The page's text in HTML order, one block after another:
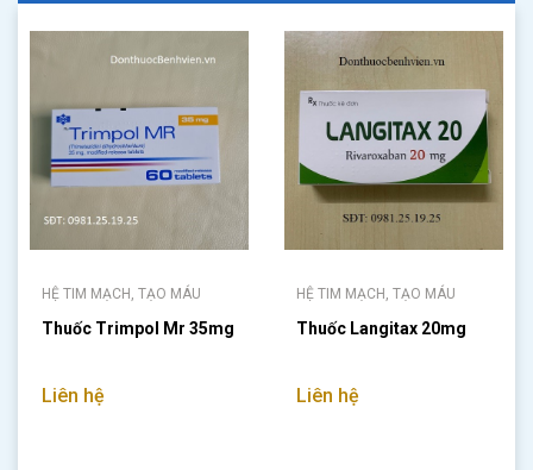
HỆ TIM MẠCH, TẠO MÁU
Thuốc Trimpol Mr 35mg
Liên hệ
HỆ TIM MẠCH, TẠO MÁU
Thuốc Langitax 20mg
Liên hệ